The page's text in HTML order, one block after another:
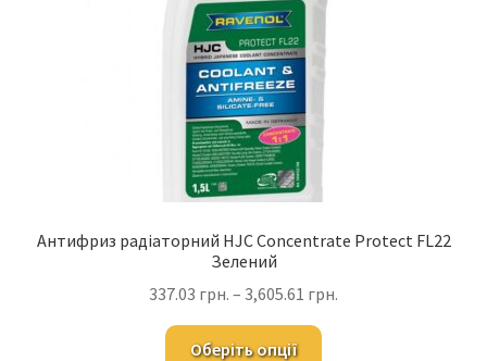
Антифриз радіаторний HJC Concentrate Protect FL22
Зелений
337.03 грн. – 3,605.61 грн.
Оберіть опції